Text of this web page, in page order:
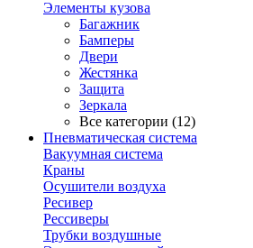
Элементы кузова
Багажник
Бамперы
Двери
Жестянка
Защита
Зеркала
Все категории (12)
Пневматическая система
Вакуумная система
Краны
Осушители воздуха
Ресивер
Рессиверы
Трубки воздушные